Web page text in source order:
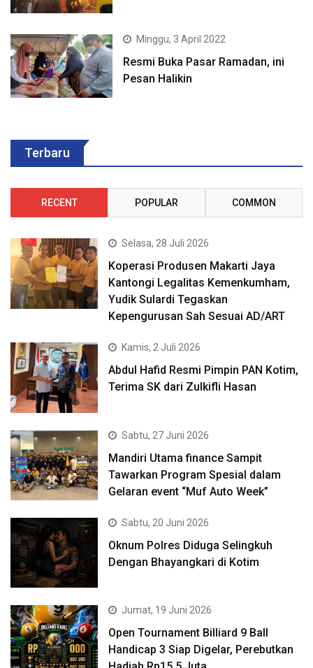
Minggu, 3 April 2022
Resmi Buka Pasar Ramadan, ini
Pesan Halikin
Terbaru
RECENT POPULAR COMMON
Selasa, 28 Juli 2026
Koperasi Produsen Makarti Jaya
Kantongi Legalitas Kemenkumham,
Yudik Sulardi Tegaskan
Kepengurusan Sah Sesuai AD/ART
Kamis, 2 Juli 2026
Abdul Hafid Resmi Pimpin PAN Kotim,
Terima SK dari Zulkifli Hasan
Sabtu, 27 Juni 2026
Mandiri Utama finance Sampit
Tawarkan Program Spesial dalam
Gelaran event “Muf Auto Week”
Sabtu, 20 Juni 2026
Oknum Polres Diduga Selingkuh
Dengan Bhayangkari di Kotim
Jumat, 19 Juni 2026
Open Tournament Billiard 9 Ball
Handicap 3 Siap Digelar, Perebutkan